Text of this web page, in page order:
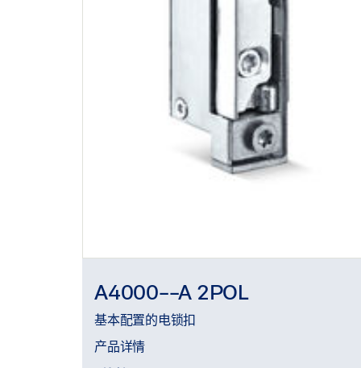
A4000--A 2POL
基本配置的电锁扣
产品详情